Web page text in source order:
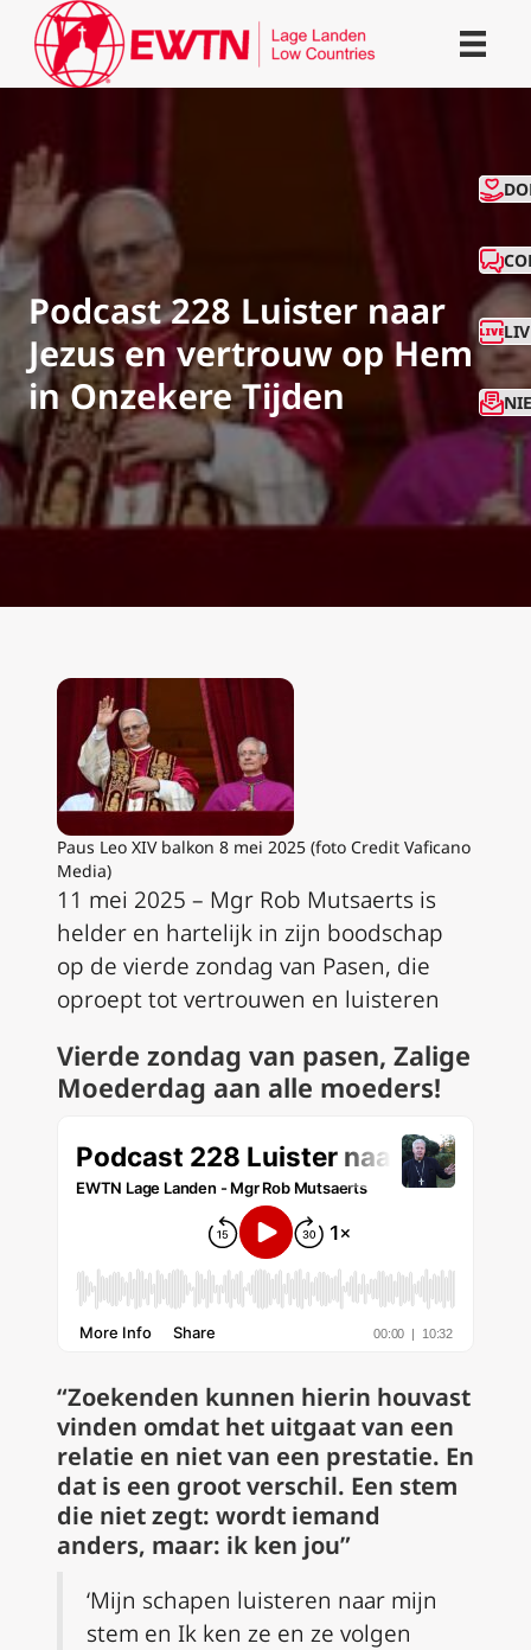
Podcast 228 Luister naar
Jezus en vertrouw op Hem
in Onzekere Tijden
Paus Leo XIV balkon 8 mei 2025 (foto Credit Vaficano
Media)
11 mei 2025 – Mgr Rob Mutsaerts is
helder en hartelijk in zijn boodschap
op de vierde zondag van Pasen, die
oproept tot vertrouwen en luisteren
Vierde zondag van pasen, Zalige
Moederdag aan alle moeders!
“Zoekenden kunnen hierin houvast
vinden omdat het uitgaat van een
relatie en niet van een prestatie. En
dat is een groot verschil. Een stem
die niet zegt: wordt iemand
anders, maar: ik ken jou”
‘Mijn schapen luisteren naar mijn
stem en Ik ken ze en ze volgen